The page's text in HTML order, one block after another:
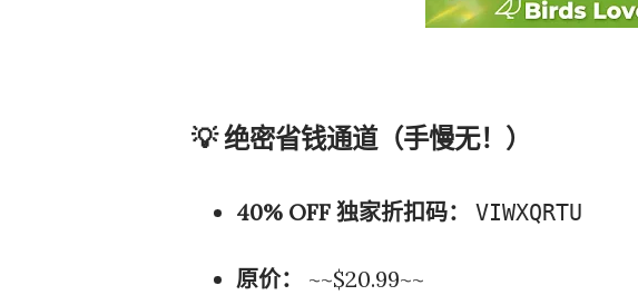
💡 绝密省钱通道（手慢无！）
40% OFF 独家折扣码： VIWXQRTU
原价： ~~$20.99~~